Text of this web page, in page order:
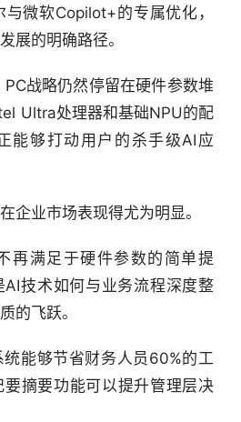
微软Copilot+的专属优化，
展的明确路径。
战略仍然停留在硬件参数堆
Ultra处理器和基础NPU的配
能够打动用户的杀手级AI应
企业市场表现得尤为明显。
再满足于硬件参数的简单提
技术如何与业务流程深度整
的飞跃。
统能够节省财务人员60%的工
摘要功能可以提升管理层决